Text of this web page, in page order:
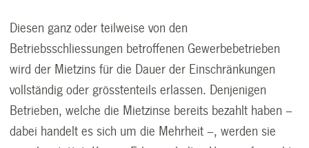
Diesen ganz oder teilweise von den
Betriebsschliessungen betroffenen Gewerbebetrieben
wird der Mietzins für die Dauer der Einschränkungen
vollständig oder grösstenteils erlassen. Denjenigen
Betrieben, welche die Mietzinse bereits bezahlt haben –
dabei handelt es sich um die Mehrheit –, werden sie